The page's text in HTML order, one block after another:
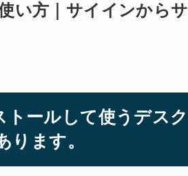
い方｜サイインから
ールして使うデス
ります。